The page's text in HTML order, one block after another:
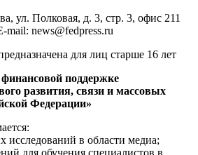
ул. Полковая, д. 3, стр. 3, офис 211
mail: news@fedpress.ru
для лиц старше 16 лет
поддержке
развития, связи и массовых
Федерации»
исследований в области медиа;
для обучения специалистов в